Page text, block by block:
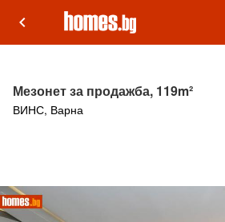
keyboard_arrow_left
Мезонет за продажба, 119m²
ВИНС, Варна